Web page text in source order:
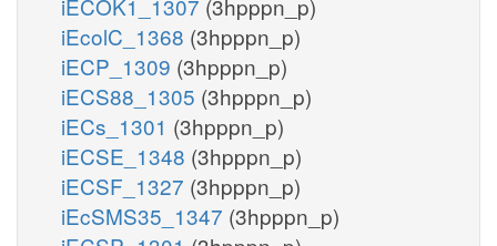
iEcolC_1368 (3hpppn_p)
iECP_1309 (3hpppn_p)
iECS88_1305 (3hpppn_p)
iECs_1301 (3hpppn_p)
iECSE_1348 (3hpppn_p)
iECSF_1327 (3hpppn_p)
iEcSMS35_1347 (3hpppn_p)